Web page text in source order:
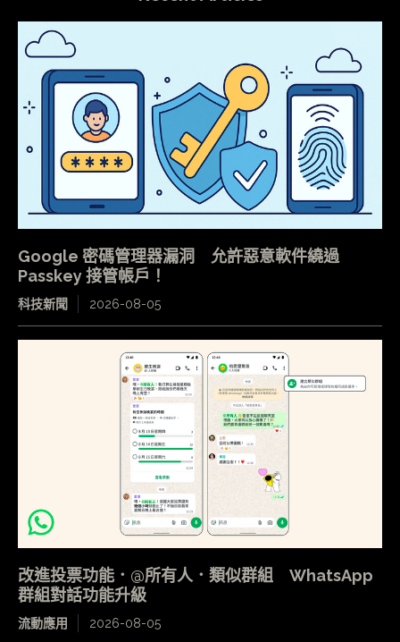
Google 密碼管理器漏洞 允許惡意軟件繞過
Passkey 接管帳戶！
科技新聞 2026-08-05
改進投票功能．@所有人．類似群組 WhatsApp
群組對話功能升級
流動應用 2026-08-05